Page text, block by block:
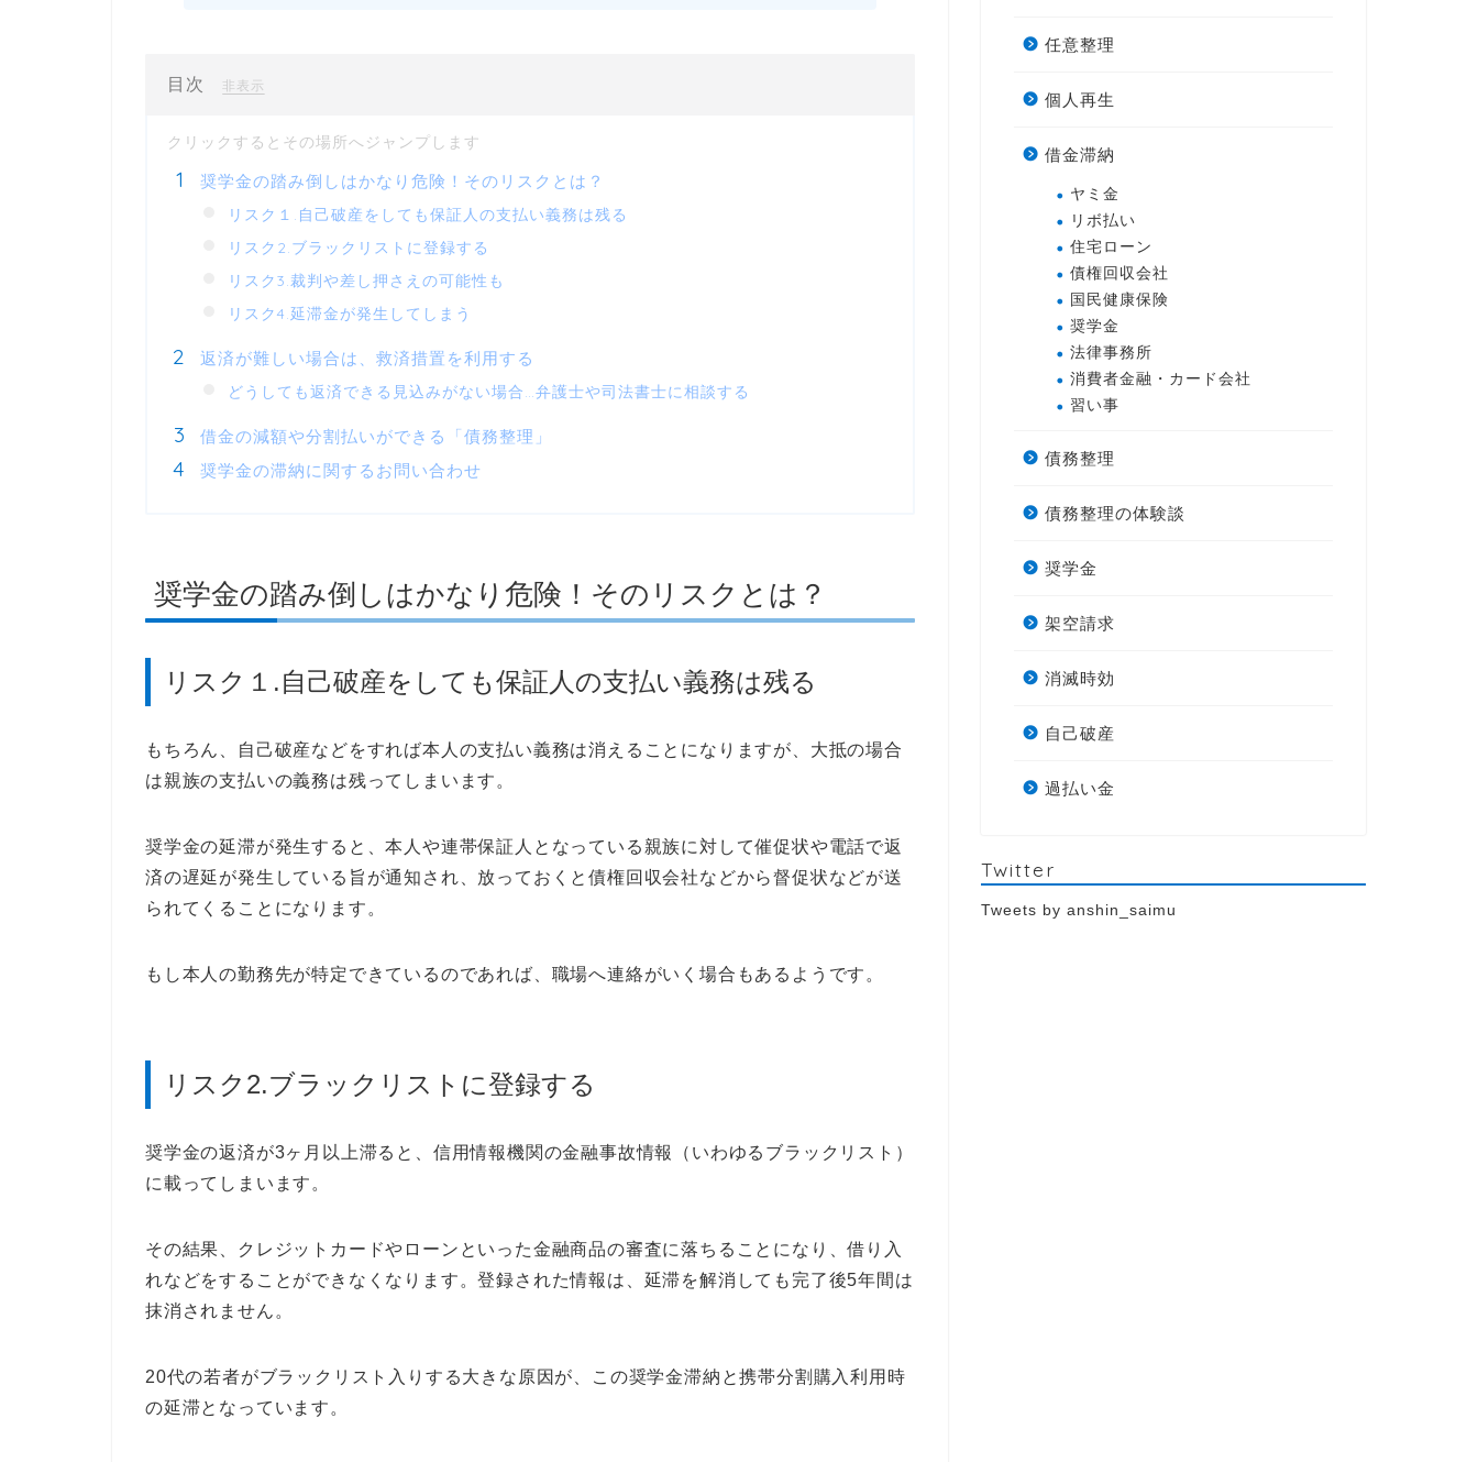
目次 非表示
奨学金の踏み倒しはかなり危険！そのリスクとは？
リスク１.自己破産をしても保証人の支払い義務は残る
リスク2.ブラックリストに登録する
リスク3.裁判や差し押さえの可能性も
リスク4.延滞金が発生してしまう
返済が難しい場合は、救済措置を利用する
どうしても返済できる見込みがない場合…弁護士や司法書士に相談する
借金の減額や分割払いができる「債務整理」
奨学金の滞納に関するお問い合わせ
奨学金の踏み倒しはかなり危険！そのリスクとは？
リスク１.自己破産をしても保証人の支払い義務は残る
もちろん、自己破産などをすれば本人の支払い義務は消えることになりますが、大抵の場合
は親族の支払いの義務は残ってしまいます。
奨学金の延滞が発生すると、本人や連帯保証人となっている親族に対して催促状や電話で返
済の遅延が発生している旨が通知され、放っておくと債権回収会社などから督促状などが送
られてくることになります。
もし本人の勤務先が特定できているのであれば、職場へ連絡がいく場合もあるようです。
リスク2.ブラックリストに登録する
奨学金の返済が3ヶ月以上滞ると、信用情報機関の金融事故情報（いわゆるブラックリスト）
に載ってしまいます。
その結果、クレジットカードやローンといった金融商品の審査に落ちることになり、借り入
れなどをすることができなくなります。登録された情報は、延滞を解消しても完了後5年間は
抹消されません。
20代の若者がブラックリスト入りする大きな原因が、この奨学金滞納と携帯分割購入利用時
の延滞となっています。
任意整理
個人再生
借金滞納
ヤミ金
リボ払い
住宅ローン
債権回収会社
国民健康保険
奨学金
法律事務所
消費者金融・カード会社
習い事
債務整理
債務整理の体験談
奨学金
架空請求
消滅時効
自己破産
過払い金
Twitter
Tweets by anshin_saimu